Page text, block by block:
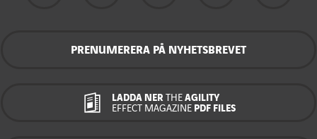
PRENUMERERA PÅ NYHETSBREVET
LADDA NER THEAGILITY
EFFECT MAGAZINEPDF FILES